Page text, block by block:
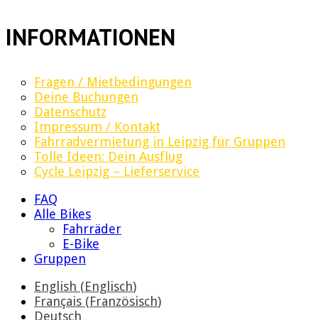
INFORMATIONEN
Fragen / Mietbedingungen
Deine Buchungen
Datenschutz
Impressum / Kontakt
Fahrradvermietung in Leipzig für Gruppen
Tolle Ideen: Dein Ausflug
Cycle Leipzig – Lieferservice
FAQ
Alle Bikes
Fahrräder
E-Bike
Gruppen
English (Englisch)
Français (Französisch)
Deutsch